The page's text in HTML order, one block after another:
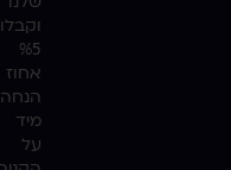
וקבלו
%5
אחוז
הנחה
מיד
על